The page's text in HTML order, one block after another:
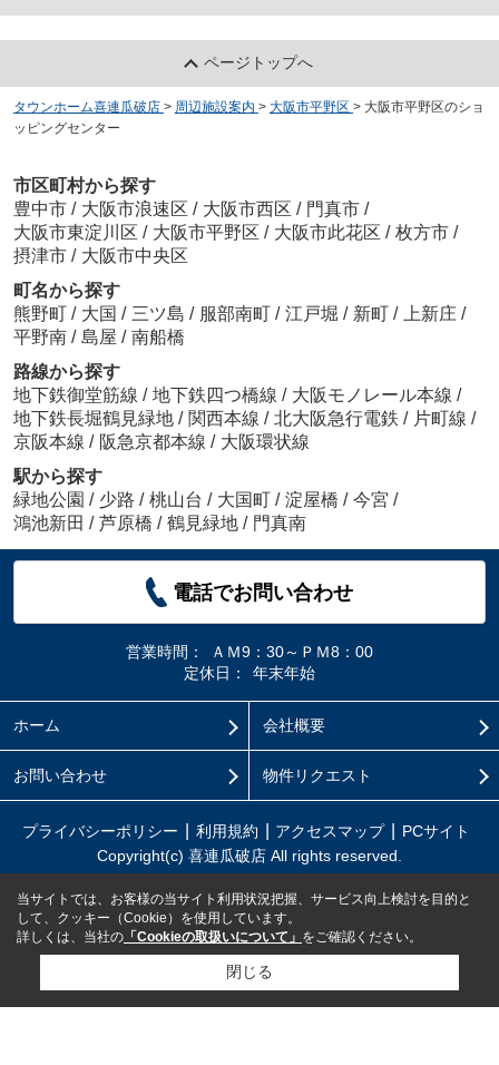
ページトップへ
タウンホーム喜連瓜破店 > 周辺施設案内 > 大阪市平野区 > 大阪市平野区のショ
ッピングセンター
市区町村から探す
豊中市 / 大阪市浪速区 / 大阪市西区 / 門真市 /
大阪市東淀川区 / 大阪市平野区 / 大阪市此花区 / 枚方市 /
摂津市 / 大阪市中央区
町名から探す
熊野町 / 大国 / 三ツ島 / 服部南町 / 江戸堀 / 新町 / 上新庄 /
平野南 / 島屋 / 南船橋
路線から探す
地下鉄御堂筋線 / 地下鉄四つ橋線 / 大阪モノレール本線 /
地下鉄長堀鶴見緑地 / 関西本線 / 北大阪急行電鉄 / 片町線 /
京阪本線 / 阪急京都本線 / 大阪環状線
駅から探す
緑地公園 / 少路 / 桃山台 / 大国町 / 淀屋橋 / 今宮 /
鴻池新田 / 芦原橋 / 鶴見緑地 / 門真南
電話でお問い合わせ
営業時間：
ＡＭ9：30～ＰＭ8：00
定休日：
年末年始
ホーム 会社概要
お問い合わせ 物件リクエスト
プライバシーポリシー 利用規約 アクセスマップ
PCサイト
Copyright(c) 喜連瓜破店 All rights reserved.
当サイトでは、お客様の当サイト利用状況把握、サービス向上検討を目的と
して、クッキー（Cookie）を使用しています。
詳しくは、当社の 「Cookieの取扱いについて」 をご確認ください。
閉じる